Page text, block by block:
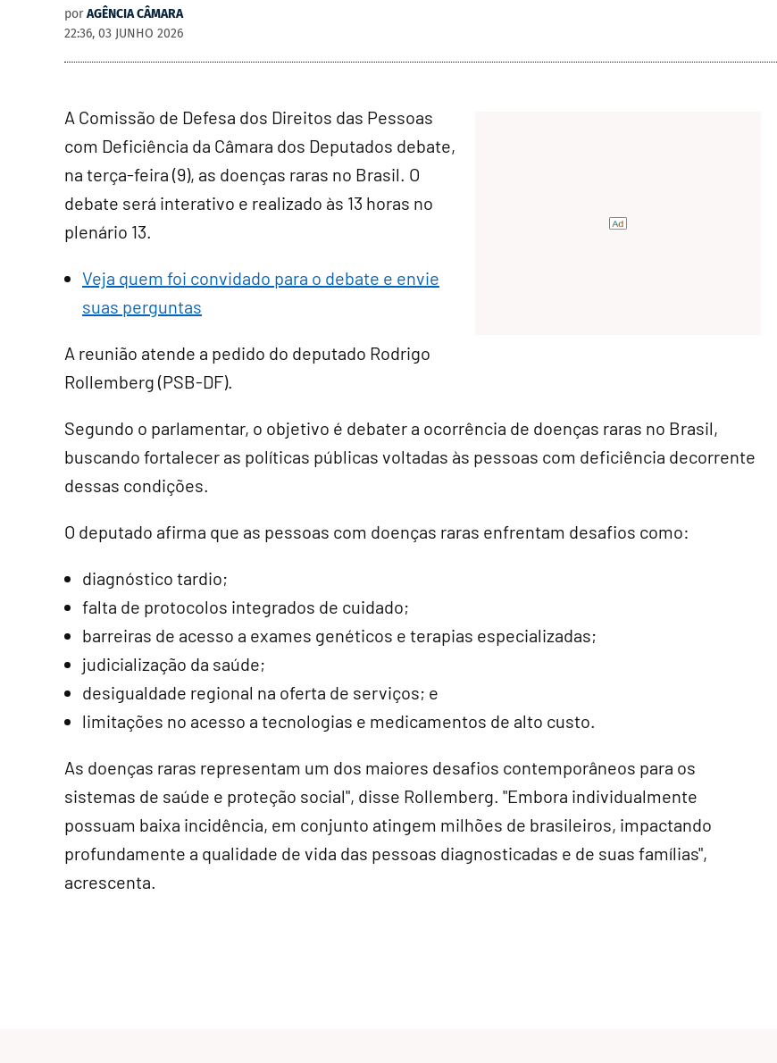
por AGÊNCIA CÂMARA
22:36, 03 JUNHO 2026
A Comissão de Defesa dos Direitos das Pessoas
com Deficiência da Câmara dos Deputados debate,
na terça-feira (9), as doenças raras no Brasil. O
debate será interativo e realizado às 13 horas no
plenário 13.
Veja quem foi convidado para o debate e envie
suas perguntas
A reunião atende a pedido do deputado Rodrigo
Rollemberg (PSB-DF).
Segundo o parlamentar, o objetivo é debater a ocorrência de doenças raras no Brasil,
buscando fortalecer as políticas públicas voltadas às pessoas com deficiência decorrente
dessas condições.
O deputado afirma que as pessoas com doenças raras enfrentam desafios como:
diagnóstico tardio;
falta de protocolos integrados de cuidado;
barreiras de acesso a exames genéticos e terapias especializadas;
judicialização da saúde;
desigualdade regional na oferta de serviços; e
limitações no acesso a tecnologias e medicamentos de alto custo.
As doenças raras representam um dos maiores desafios contemporâneos para os
sistemas de saúde e proteção social", disse Rollemberg. "Embora individualmente
possuam baixa incidência, em conjunto atingem milhões de brasileiros, impactando
profundamente a qualidade de vida das pessoas diagnosticadas e de suas famílias",
acrescenta.